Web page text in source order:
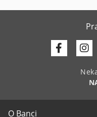
O Banci